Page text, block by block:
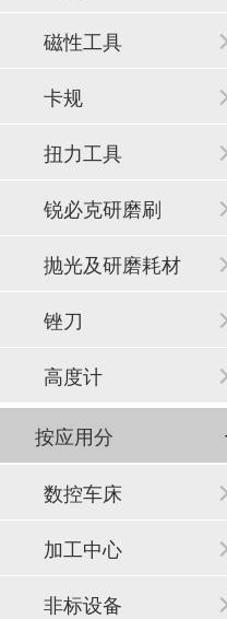
磁性工具
卡规
扭力工具
锐必克研磨刷
抛光及研磨耗材
锉刀
高度计
按应用分
数控车床
加工中心
非标设备